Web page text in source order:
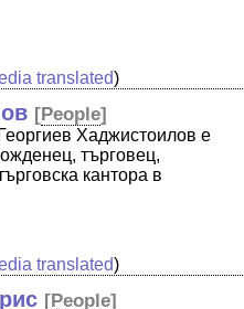
translated)
[People]
Хаджистоилов е
търговец,
кантора в
translated)
[People]